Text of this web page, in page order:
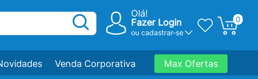
Olá!
Fazer Login
ou cadastrar-se
0
Venda Corporativa Max Ofertas